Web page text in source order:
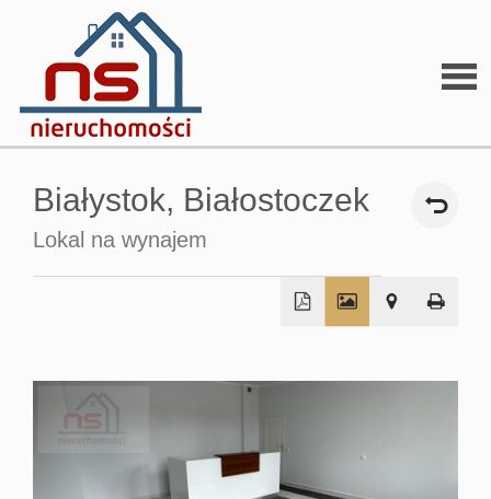
Białystok, Białostoczek
Lokal na wynajem
−